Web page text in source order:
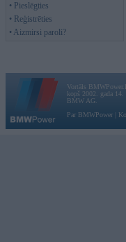
• Pieslēgties
• Reģistrēties
• Aizmirsi paroli?
Vortāls
kopš 2002. gada
BMW AG.
Par BMWPower